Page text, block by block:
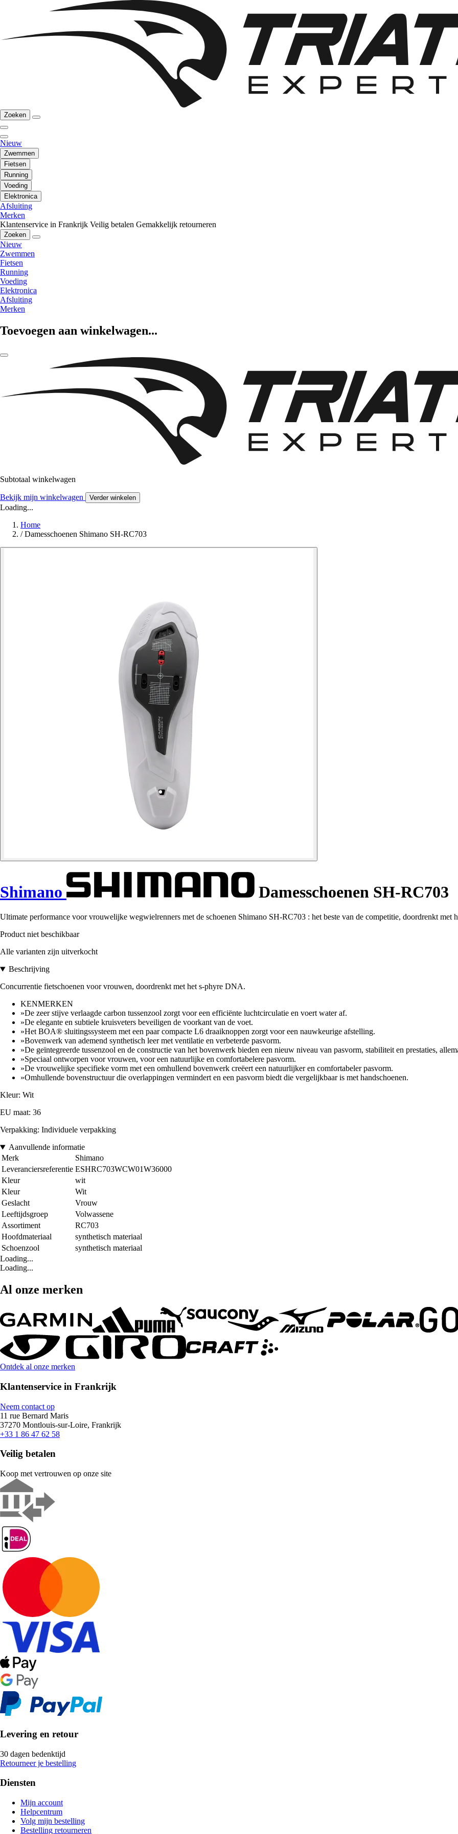
Zoeken
Nieuw
Zwemmen
Fietsen
Running
Voeding
Elektronica
Afsluiting
Merken
Klantenservice in Frankrijk Veilig betalen Gemakkelijk retourneren
Zoeken
Nieuw
Zwemmen
Fietsen
Running
Voeding
Elektronica
Afsluiting
Merken
Toevoegen aan winkelwagen...
Subtotaal winkelwagen
Bekijk mijn winkelwagen Verder winkelen
Loading...
Home
/ Damesschoenen Shimano SH-RC703
Shimano Damesschoenen SH-RC703
Ultimate performance voor vrouwelijke wegwielrenners met de schoenen Shimano SH-RC703 : het beste van de competitie, doordrenkt met
Product niet beschikbaar
Alle varianten zijn uitverkocht
Beschrijving
Concurrentie fietschoenen voor vrouwen, doordrenkt met het s-phyre DNA.
KENMERKEN
»De zeer stijve verlaagde carbon tussenzool zorgt voor een efficiënte luchtcirculatie en voert water af.
»De elegante en subtiele kruisveters beveiligen de voorkant van de voet.
»Het BOA® sluitingssysteem met een paar compacte L6 draaiknoppen zorgt voor een nauwkeurige afstelling.
»Bovenwerk van ademend synthetisch leer met ventilatie en verbeterde pasvorm.
»De geïntegreerde tussenzool en de constructie van het bovenwerk bieden een nieuw niveau van pasvorm, stabiliteit en prestaties,
»Speciaal ontworpen voor vrouwen, voor een natuurlijke en comfortabelere pasvorm.
»De vrouwelijke specifieke vorm met een omhullend bovenwerk creëert een natuurlijker en comfortabeler pasvorm.
»Omhullende bovenstructuur die overlappingen vermindert en een pasvorm biedt die vergelijkbaar is met handschoenen.
Kleur: Wit
EU maat: 36
Verpakking: Individuele verpakking
Aanvullende informatie
Merk
Shimano
Leveranciersreferentie ESHRC703WCW01W36000
Kleur
wit
Kleur
Wit
Geslacht
Vrouw
Leeftijdsgroep
Volwassene
Assortiment
RC703
Hoofdmateriaal
synthetisch materiaal
Schoenzool
synthetisch materiaal
Loading...
Loading...
Al onze merken
Ontdek al onze merken
Klantenservice in Frankrijk
Neem contact op
11 rue Bernard Maris
37270 Montlouis-sur-Loire, Frankrijk
+33 1 86 47 62 58
Veilig betalen
Koop met vertrouwen op onze site
Levering en retour
30 dagen bedenktijd
Retourneer je bestelling
Diensten
Mijn account
Helpcentrum
Volg mijn bestelling
Bestelling retourneren